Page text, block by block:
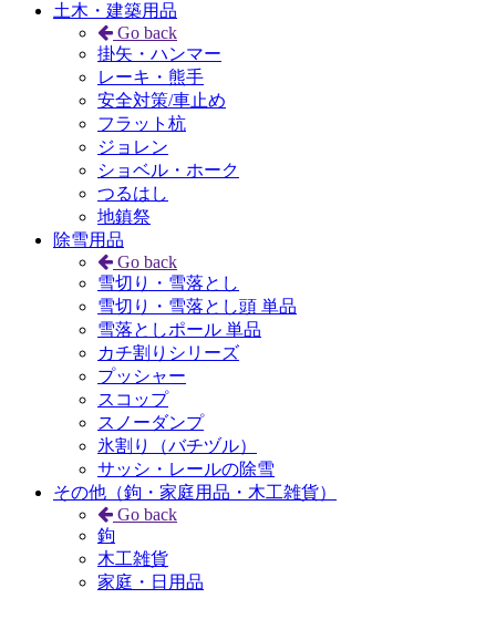
土木・建築用品
Go back
掛矢・ハンマー
レーキ・熊手
安全対策/車止め
フラット杭
ジョレン
ショベル・ホーク
つるはし
地鎮祭
除雪用品
Go back
雪切り・雪落とし
雪切り・雪落とし頭 単品
雪落としポール 単品
カチ割りシリーズ
プッシャー
スコップ
スノーダンプ
氷割り（バチヅル）
サッシ・レールの除雪
その他（鉤・家庭用品・木工雑貨）
Go back
鉤
木工雑貨
家庭・日用品